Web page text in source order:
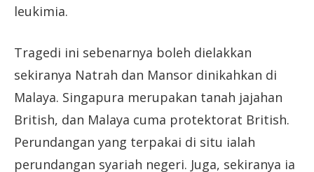
leukimia.
Tragedi ini sebenarnya boleh dielakkan
sekiranya Natrah dan Mansor dinikahkan di
Malaya. Singapura merupakan tanah jajahan
British, dan Malaya cuma protektorat British.
Perundangan yang terpakai di situ ialah
perundangan syariah negeri. Juga, sekiranya ia